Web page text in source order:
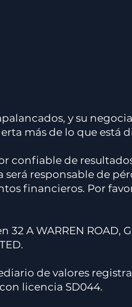
y su
más de lo que
confiable de
responsable de
financieros. Por
32 A WARREN ROAD,
de valores
licencia SD044.